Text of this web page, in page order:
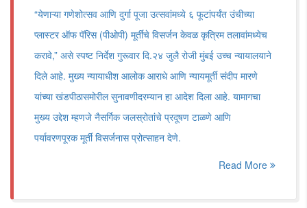
“येणाऱ्या गणेशोत्सव आणि दुर्गा पूजा उत्सवांमध्ये ६ फूटांपर्यंत उंचीच्या
प्लास्टर ऑफ पॅरिस (पीओपी) मूर्तींचे विसर्जन केवळ कृत्रिम तलावांमध्येच
करावे,” असे स्पष्ट निर्देश गुरूवार दि.२४ जुलै रोजी मुंबई उच्च न्यायालयाने
दिले आहे. मुख्य न्यायाधीश आलोक आराधे आणि न्यायमूर्ती संदीप मारणे
यांच्या खंडपीठासमोरील सुनावणीदरम्यान हा आदेश दिला आहे. यामागचा
मुख्य उद्देश म्हणजे नैसर्गिक जलस्रोतांचे प्रदूषण टाळणे आणि
पर्यावरणपूरक मूर्ती विसर्जनास प्रोत्साहन देणे.
Read More